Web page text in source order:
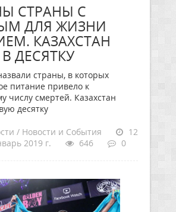
СТРАНЫ С
ДЛЯ ЖИЗНИ
КАЗАХСТАН
ДЕСЯТКУ
страны, в которых
питание привело к
числу смертей. Казахстан
десятку
/ Новости и События
12
2019 г.
646 0